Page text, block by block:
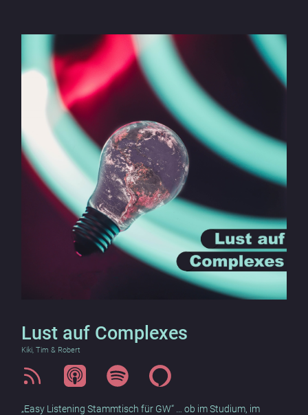
Lust auf Complexes
Kiki, Tim & Robert
„Easy Listening Stammtisch für GW“ … ob im Studium, im